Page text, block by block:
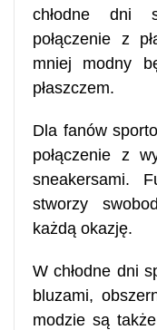
chłodne dni
połączenie z
mniej modny
płaszczem.
Dla fanów
połączenie z
sneakersami.
stworzy
każdą okazję.
W chłodne dni
bluzami,
modzie są